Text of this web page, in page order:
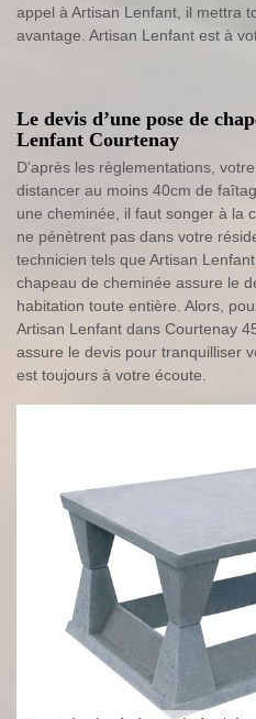
appel à Artisan Lenfant, il mettra
avantage. Artisan Lenfant est à
Le devis d’une pose de
Lenfant Courtenay
D’après les règlementations,
distancer au moins 40cm de
une cheminée, il faut songer à la
ne pénètrent pas dans votre
technicien tels que Artisan
chapeau de cheminée assure le
habitation toute entière. Alors,
Artisan Lenfant dans Courtenay
assure le devis pour tranquilliser
est toujours à votre écoute.